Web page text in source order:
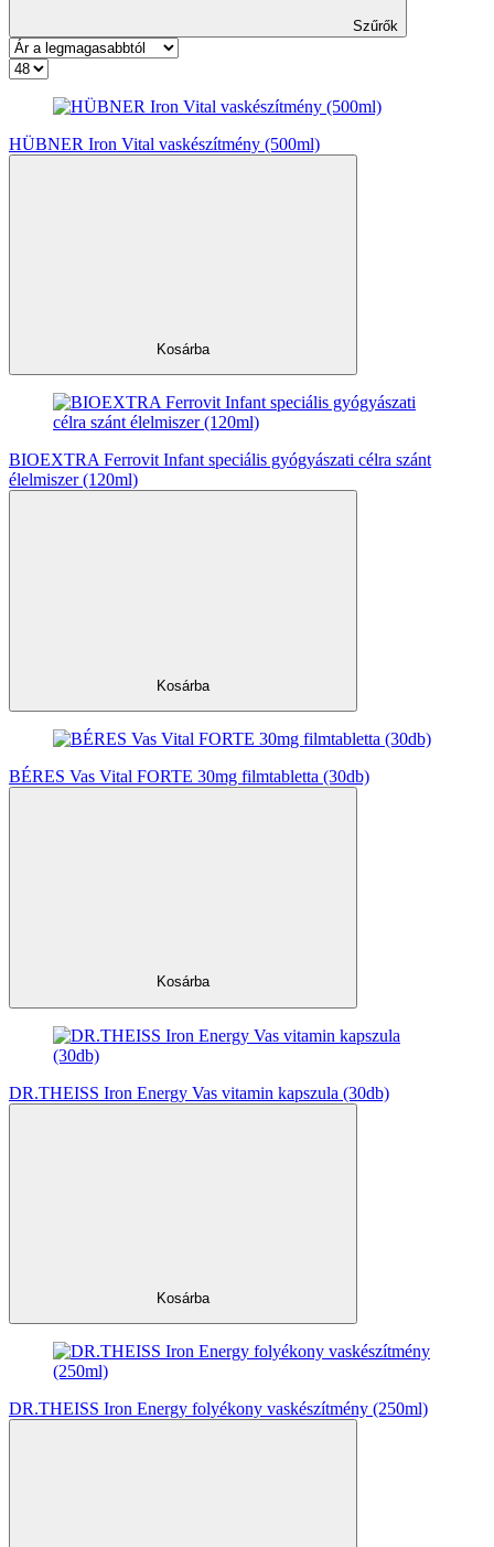
Szűrők
HÜBNER Iron Vital vaskészítmény (500ml)
Kosárba
BIOEXTRA Ferrovit Infant speciális gyógyászati célra szánt
élelmiszer (120ml)
Kosárba
BÉRES Vas Vital FORTE 30mg filmtabletta (30db)
Kosárba
DR.THEISS Iron Energy Vas vitamin kapszula (30db)
Kosárba
DR.THEISS Iron Energy folyékony vaskészítmény (250ml)